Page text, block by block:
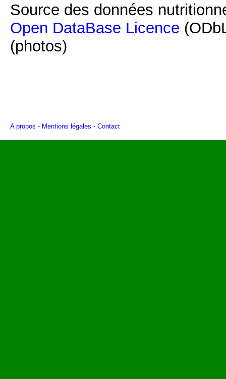
Source des données
Open DataBase Licence
(photos)
A propos - Mentions légales - Contact